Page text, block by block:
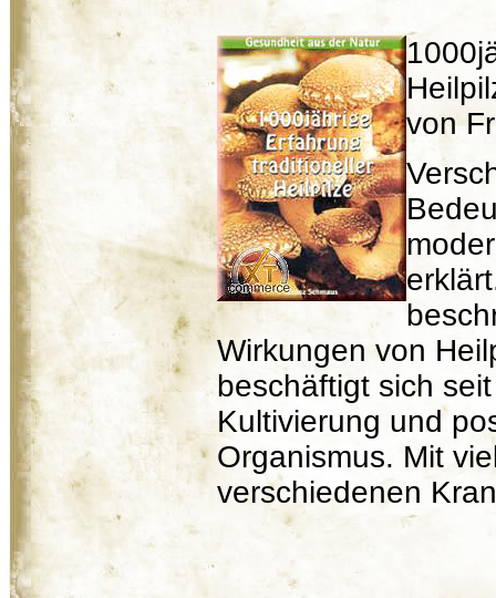
von
Wirkungen von
beschäftigt sich
Kultivierung und
Organismus. Mit
verschiedenen